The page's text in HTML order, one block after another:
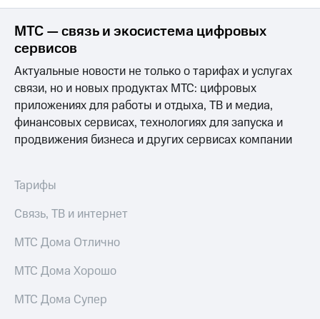
МТС — связь и экосистема цифровых
сервисов
Актуальные новости не только о тарифах и услугах
связи, но и новых продуктах МТС: цифровых
приложениях для работы и отдыха, ТВ и медиа,
финансовых сервисах, технологиях для запуска и
продвижения бизнеса и других сервисах компании
Тарифы
Связь, ТВ и интернет
МТС Дома Отлично
МТС Дома Хорошо
МТС Дома Супер